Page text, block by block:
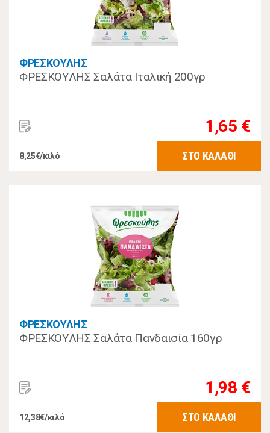
ΦΡΕΣΚΟΥΛΗΣ
ΦΡΕΣΚΟΥΛΗΣ Σαλάτα Ιταλική 200γρ
1,65 €
8,25€/κιλό ΣΤΟ ΚΑΛΑΘΙ
ΦΡΕΣΚΟΥΛΗΣ
ΦΡΕΣΚΟΥΛΗΣ Σαλάτα Πανδαισία 160γρ
1,98 €
12,38€/κιλό ΣΤΟ ΚΑΛΑΘΙ